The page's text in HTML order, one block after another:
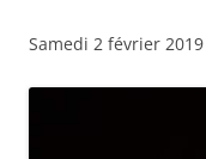
Samedi 2 février 2019